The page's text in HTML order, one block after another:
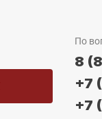
По
8
+7
+7